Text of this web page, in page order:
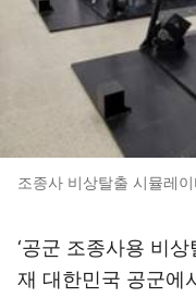
조종사 비상탈출 시뮬레이
‘공군 조종사용 비
재 대한민국 공군에